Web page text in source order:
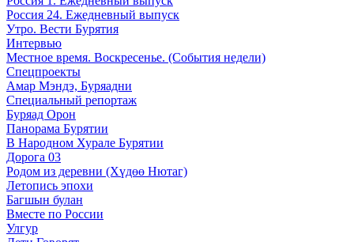
Россия 24. Ежедневный выпуск
Утро. Вести Бурятия
Интервью
Местное время. Воскресенье. (События недели)
Спецпроекты
Амар Мэндэ, Буряадни
Специальный репортаж
Буряад Орон
Панорама Бурятии
В Народном Хурале Бурятии
Дорога 03
Родом из деревни (Хүдөө Нютаг)
Летопись эпохи
Багшын булан
Вместе по России
Улгур